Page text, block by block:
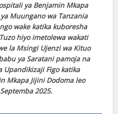
ya Benjamin Mkapa
Muungano wa Tanzania
wake katika kuboresha
hiyo imetolewa wakati
la Msingi Ujenzi wa Kituo
ya Saratani pamoja na
Upandikizaji Figo katika
Mkapa Jijini Dodoma leo
2025.